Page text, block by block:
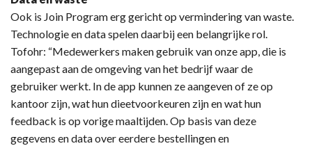
Ook is Join Program erg gericht op vermindering van waste.
Technologie en data spelen daarbij een belangrijke rol.
Tofohr: “Medewerkers maken gebruik van onze app, die is
aangepast aan de omgeving van het bedrijf waar de
gebruiker werkt. In de app kunnen ze aangeven of ze op
kantoor zijn, wat hun dieetvoorkeuren zijn en wat hun
feedback is op vorige maaltijden. Op basis van deze
gegevens en data over eerdere bestellingen en